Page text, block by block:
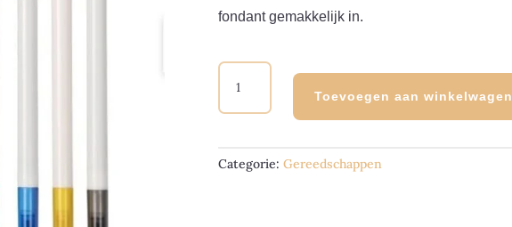
fondant gemakkelijk in.
BRANDNEWCAKE
STIFTEN
EETBARE
AANTAL
Toevoegen aan winkelwagen
Categorie: Gereedschappen